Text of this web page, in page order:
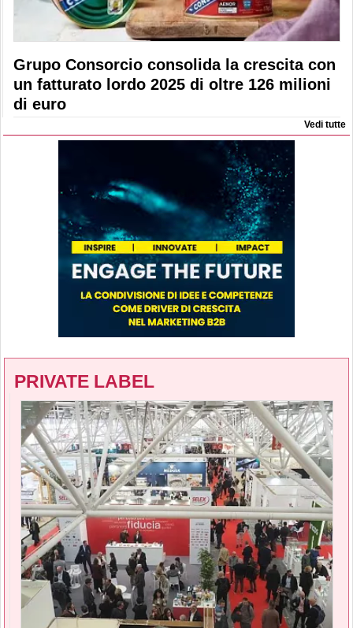
Grupo Consorcio consolida la crescita con
un fatturato lordo 2025 di oltre 126 milioni
di euro
Vedi tutte
PRIVATE LABEL